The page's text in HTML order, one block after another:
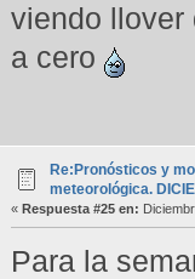
viendo llover
a cero
Re:Pronósticos y
meteorológica.
« Respuesta #25 en:
Para la